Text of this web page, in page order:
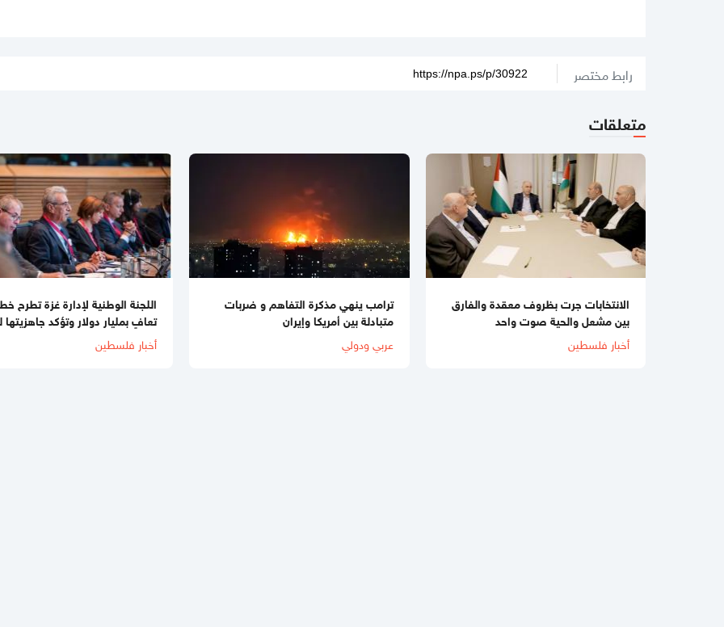
رابط مختصر
متعلقات
الانتخابات جرت بظروف معقدة والفارق
بين مشعل والحية صوت واحد
أخبار فلسطين
ترامب ينهي مذكرة التفاهم و ضربات
متبادلة بين أمريكا وإيران
عربي ودولي
اللجنة الوطنية لإدارة غزة تطرح
تعافٍ بمليار دولار وتؤكد جاهزيتها
أخبار فلسطين